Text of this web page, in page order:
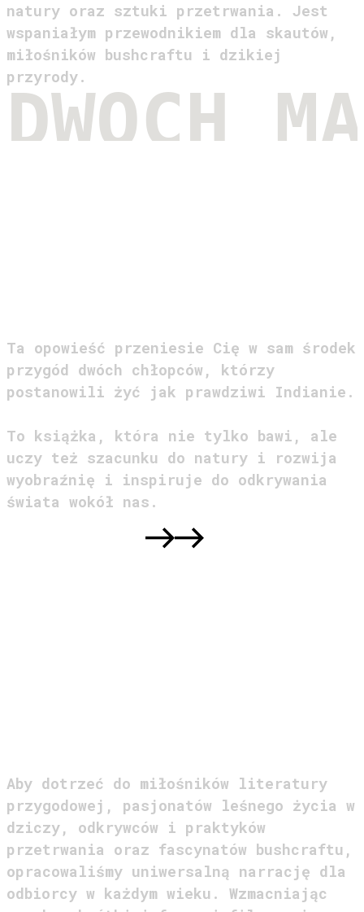
natury oraz sztuki przetrwania. Jest
wspaniałym przewodnikiem dla skautów,
miłośników bushcraftu i dzikiej
przyrody.
DWÓCH
Ta opowieść przeniesie Cię w sam środek
przygód dwóch chłopców, którzy
postanowili żyć jak prawdziwi Indianie.
To książka, która nie tylko bawi, ale
uczy też szacunku do natury i rozwija
wyobraźnię i inspiruje do odkrywania
świata wokół nas.
Aby dotrzeć do miłośników literatury
przygodowej, pasjonatów leśnego życia w
dziczy, odkrywców i praktyków
przetrwania oraz fascynatów bushcraftu,
opracowaliśmy uniwersalną narrację dla
odbiorcy w każdym wieku. Wzmacniając